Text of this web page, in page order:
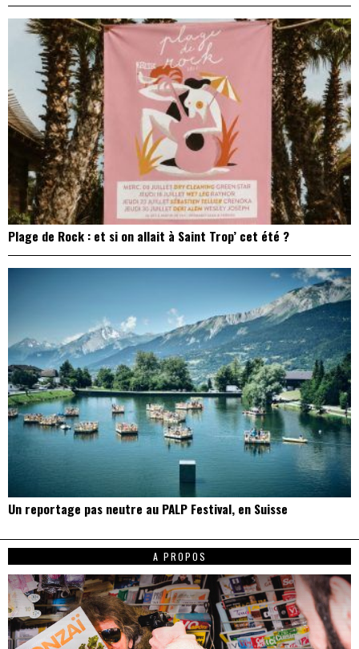
Plage de Rock : et si on allait à Saint Trop’ cet été ?
Un reportage pas neutre au PALP Festival, en Suisse
A PROPOS